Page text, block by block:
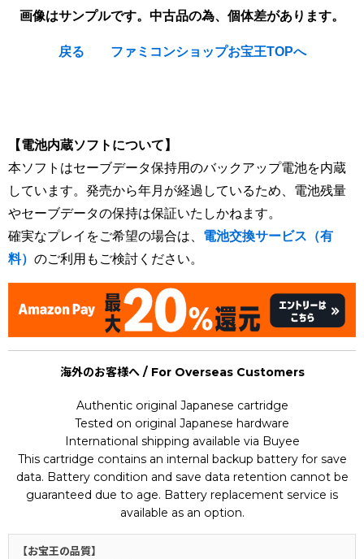
画像はサンプルです。中古品の為、個体差があります。
戻る ファミコンショップお宝王TOPへ
【電池内蔵ソフトについて】
本ソフトはセーブデータ保持用のバックアップ電池を内蔵
しています。発売から年月が経過しているため、電池残量
やセーブデータの保持は保証いたしかねます。
確実なプレイをご希望の場合は、 電池交換サービス（有
料） のご利用もご検討ください。
海外のお客様へ / For Overseas Customers
Authentic original Japanese cartridge
Tested on original Japanese hardware
International shipping available via Buyee
This cartridge contains an internal backup battery for save
data. Battery condition and save data retention cannot be
guaranteed due to age. Battery replacement service is
available as an option.
【お宝王の品質】